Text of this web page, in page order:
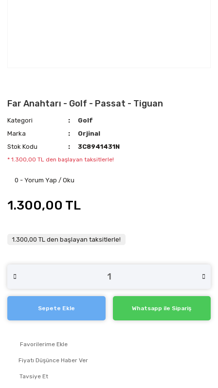
Far Anahtarı - Golf - Passat - Tiguan
Kategori
Golf
Marka
Orjinal
Stok Kodu
3C8941431N
* 1.300,00 TL den başlayan taksitlerle!
0 - Yorum Yap / Oku
1.300,00 TL
1.300,00 TL den başlayan taksitlerle!
Sepete Ekle Whatsapp ile Sipariş
Fiyatı Düşünce Haber Ver
Tavsiye Et